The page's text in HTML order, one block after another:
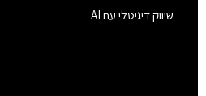
שיווק דיגיטלי עם AI